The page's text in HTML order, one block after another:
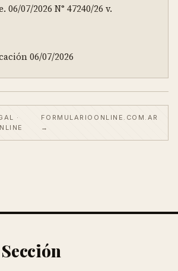
07/2026 N° 47240/26 v.
06/07/2026
·
FORMULARIOONLINE.COM.AR
→